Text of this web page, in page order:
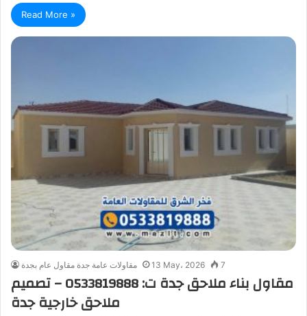
Read More »
مقاولات عامة جدة مقاول عام بجدة 13 May، 2026 7
مقاول بناء ملاحق جدة ت: 0533819888 – تصميم
ملاحق خارجية جدة